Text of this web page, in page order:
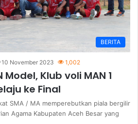
BERITA
10 November 2023 1,002
Model, Klub voli MAN 1
ke Final
SMA / MA memperebutkan piala bergilir
Agama Kabupaten Aceh Besar yang